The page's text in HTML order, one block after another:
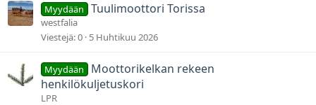
Myydään Tuulimoottori Torissa
westfalia
Viestejä 0 5 Huhtikuu 2026
Myydään
Moottorikelkan rekeen
henkilökuljetuskori
LPR